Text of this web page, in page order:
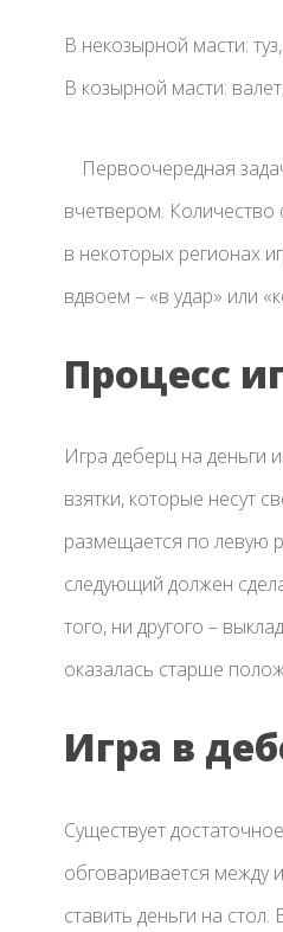
В некозырной масти:
В козырной масти:
Первоочередная
вчетвером.
в некоторых регионах
вдвоем – «в удар» или
Процесс
Игра деберц на деньги
взятки, которые несут
размещается по левую
следующий должен
того, ни другого –
оказалась старше
Игра в
Существует
обговаривается между
ставить деньги на